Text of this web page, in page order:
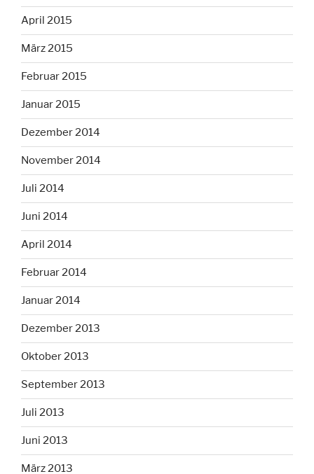
April 2015
März 2015
Februar 2015
Januar 2015
Dezember 2014
November 2014
Juli 2014
Juni 2014
April 2014
Februar 2014
Januar 2014
Dezember 2013
Oktober 2013
September 2013
Juli 2013
Juni 2013
März 2013